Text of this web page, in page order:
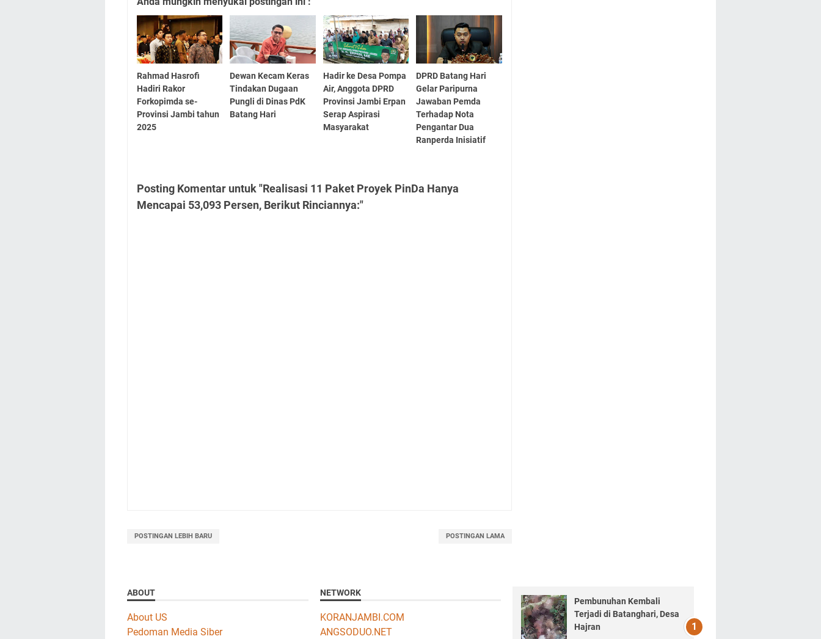
Rahmad Hasrofi
Hadiri Rakor
Forkopimda se-
Provinsi Jambi tahun
2025
Dewan Kecam Keras
Tindakan Dugaan
Pungli di Dinas PdK
Batang Hari
Hadir ke Desa Pompa
Air, Anggota DPRD
Provinsi Jambi Erpan
Serap Aspirasi
Masyarakat
DPRD Batang Hari
Gelar Paripurna
Jawaban Pemda
Terhadap Nota
Pengantar Dua
Ranperda Inisiatif
Posting Komentar untuk "Realisasi 11 Paket Proyek PinDa Hanya
Mencapai 53,093 Persen, Berikut Rinciannya:"
POSTINGAN LEBIH BARU POSTINGAN LAMA
ABOUT
About US
Pedoman Media Siber
NETWORK
KORANJAMBI.COM
ANGSODUO.NET
Pembunuhan Kembali
Terjadi di Batanghari, Desa
Hajran